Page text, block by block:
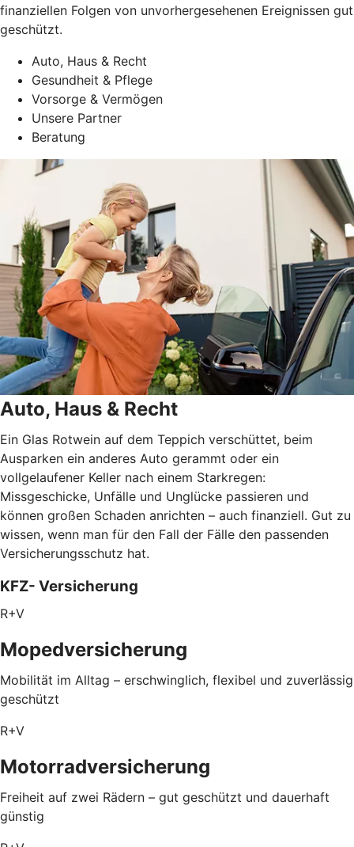
finanziellen Folgen von unvorhergesehenen Ereignissen gut
geschützt.
Auto, Haus & Recht
Gesundheit & Pflege
Vorsorge & Vermögen
Unsere Partner
Beratung
Auto, Haus & Recht
Ein Glas Rotwein auf dem Teppich verschüttet, beim
Ausparken ein anderes Auto gerammt oder ein
vollgelaufener Keller nach einem Starkregen:
Missgeschicke, Unfälle und Unglücke passieren und
können großen Schaden anrichten – auch finanziell. Gut zu
wissen, wenn man für den Fall der Fälle den passenden
Versicherungsschutz hat.
KFZ- Versicherung
R+V
Mopedversicherung
Mobilität im Alltag – erschwinglich, flexibel und zuverlässig
geschützt
R+V
Motorradversicherung
Freiheit auf zwei Rädern – gut geschützt und dauerhaft
günstig